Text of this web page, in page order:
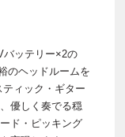
バッテリー×2の
のヘッドルームを
ィック・ギター
優しく奏でる穏
ド・ピッキング